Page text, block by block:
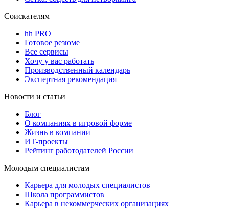
Соискателям
hh PRO
Готовое резюме
Все сервисы
Хочу у вас работать
Производственный календарь
Экспертная рекомендация
Новости и статьи
Блог
О компаниях в игровой форме
Жизнь в компании
ИТ-проекты
Рейтинг работодателей России
Молодым специалистам
Карьера для молодых специалистов
Школа программистов
Карьера в некоммерческих организациях